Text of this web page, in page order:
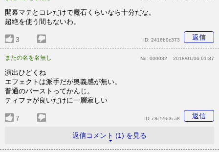
開幕マテとコレだけで魔石くらいなら十分だな。
超絶を使う間もないわ。
3 返信
ID: 2416b0c373
またの名を名無し No: 000032 2018/01/06 01:37
演出ひどくね
エフェクトは派手だが奥義感が無い。
普通のバーストってかんじ。
ティファが良いだけに一層寂しい
7 返信
ID: c8c55b3ca8
返信コメント (1) を見る